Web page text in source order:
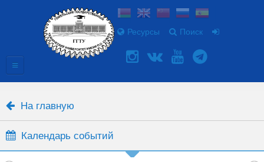
Ресурсы Поиск
На главную
Календарь событий